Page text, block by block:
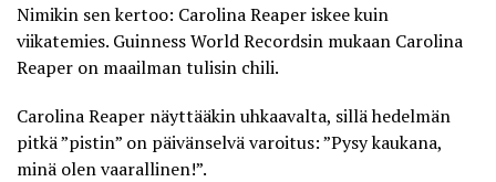
Nimikin sen kertoo: Carolina Reaper iskee kuin
viikatemies. Guinness World Recordsin mukaan Carolina
Reaper on maailman tulisin chili.
Carolina Reaper näyttääkin uhkaavalta, sillä hedelmän
pitkä ”pistin” on päivänselvä varoitus: ”Pysy kaukana,
minä olen vaarallinen!”.